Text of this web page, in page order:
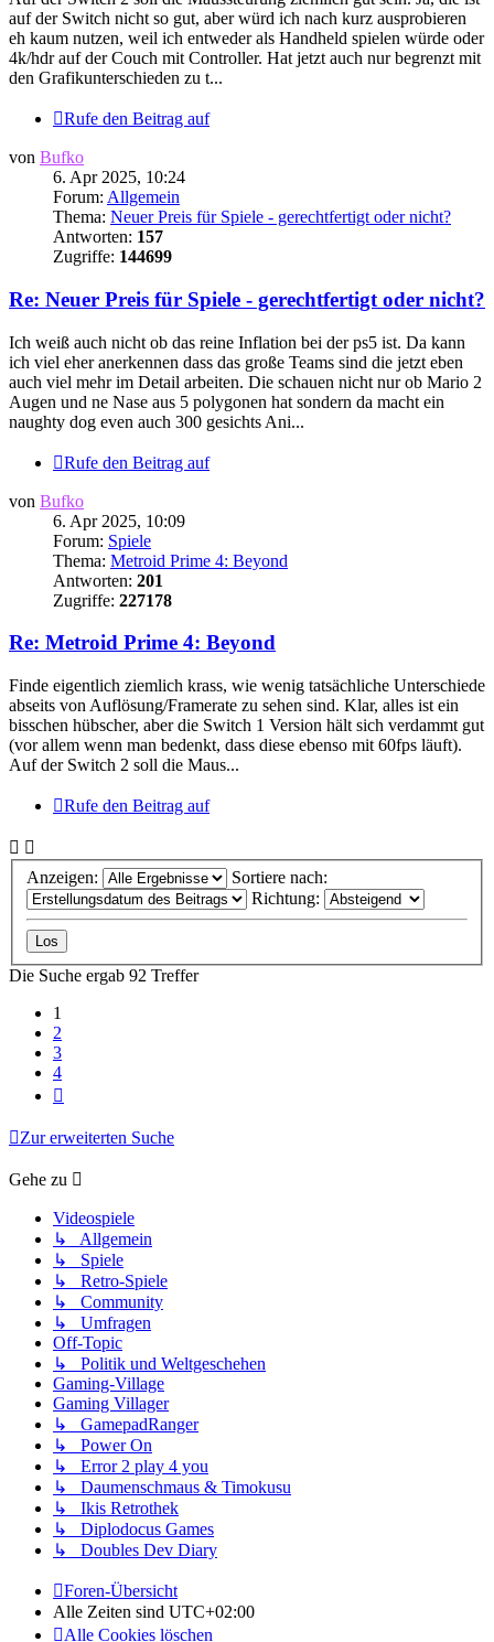
auf der Switch nicht so gut, aber würd ich nach kurz ausprobieren
eh kaum nutzen, weil ich entweder als Handheld spielen würde oder
4k/hdr auf der Couch mit Controller. Hat jetzt auch nur begrenzt mit
den Grafikunterschieden zu t...
Rufe den Beitrag auf
von Bufko
6. Apr 2025, 10:24
Forum: Allgemein
Thema: Neuer Preis für Spiele - gerechtfertigt oder nicht?
Antworten: 157
Zugriffe: 144699
Re: Neuer Preis für Spiele - gerechtfertigt oder nicht?
Ich weiß auch nicht ob das reine Inflation bei der ps5 ist. Da kann
ich viel eher anerkennen dass das große Teams sind die jetzt eben
auch viel mehr im Detail arbeiten. Die schauen nicht nur ob Mario 2
Augen und ne Nase aus 5 polygonen hat sondern da macht ein
naughty dog even auch 300 gesichts Ani...
Rufe den Beitrag auf
von Bufko
6. Apr 2025, 10:09
Forum: Spiele
Thema: Metroid Prime 4: Beyond
Antworten: 201
Zugriffe: 227178
Re: Metroid Prime 4: Beyond
Finde eigentlich ziemlich krass, wie wenig tatsächliche Unterschiede
abseits von Auflösung/Framerate zu sehen sind. Klar, alles ist ein
bisschen hübscher, aber die Switch 1 Version hält sich verdammt gut
(vor allem wenn man bedenkt, dass diese ebenso mit 60fps läuft).
Auf der Switch 2 soll die Maus...
Rufe den Beitrag auf
Anzeigen:
Sortiere nach:
Richtung:
Die Suche ergab 92 Treffer
1
2
3
4
Zur erweiterten Suche
Gehe zu
Videospiele
↳ Allgemein
↳ Spiele
↳ Retro-Spiele
↳ Community
↳ Umfragen
Off-Topic
↳ Politik und Weltgeschehen
Gaming-Village
Gaming Villager
↳ GamepadRanger
↳ Power On
↳ Error 2 play 4 you
↳ Daumenschmaus & Timokusu
↳ Ikis Retrothek
↳ Diplodocus Games
↳ Doubles Dev Diary
Foren-Übersicht
Alle Zeiten sind UTC+02:00
Alle Cookies löschen